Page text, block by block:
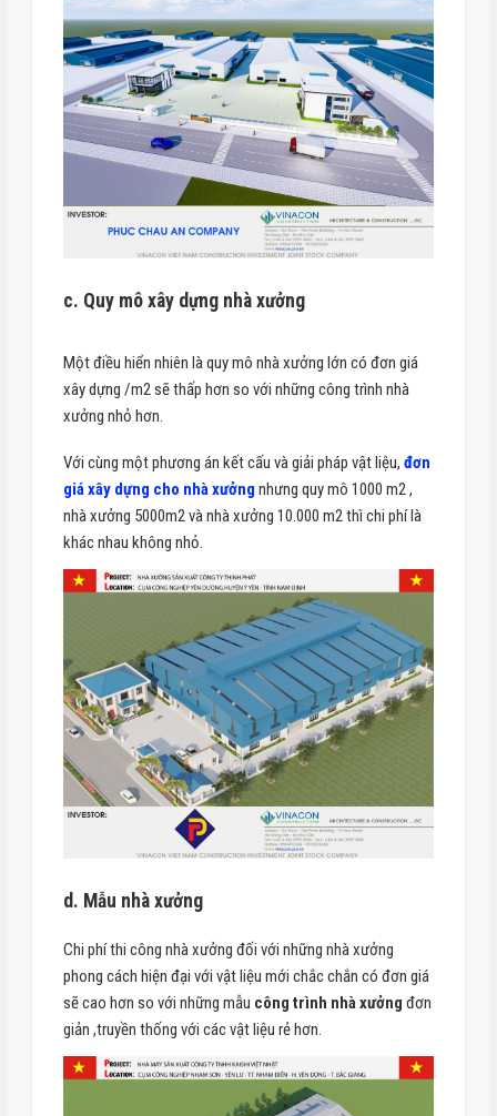
c. Quy mô xây dựng nhà xưởng
Một điều hiển nhiên là quy mô nhà xưởng lớn có đơn giá
xây dựng /m2 sẽ thấp hơn so với những công trình nhà
xưởng nhỏ hơn.
Với cùng một phương án kết cấu và giải pháp vật liệu,đơn
giá xây dựng cho nhà xưởng nhưng quy mô 1000 m2 ,
nhà xưởng 5000m2 và nhà xưởng 10.000 m2 thì chi phí là
khác nhau không nhỏ.
d. Mẫu nhà xưởng
Chi phí thi công nhà xưởng đối với những nhà xưởng
phong cách hiện đại với vật liệu mới chắc chắn có đơn giá
sẽ cao hơn so với những mẫu công trình nhà xưởng đơn
giản ,truyền thống với các vật liệu rẻ hơn.